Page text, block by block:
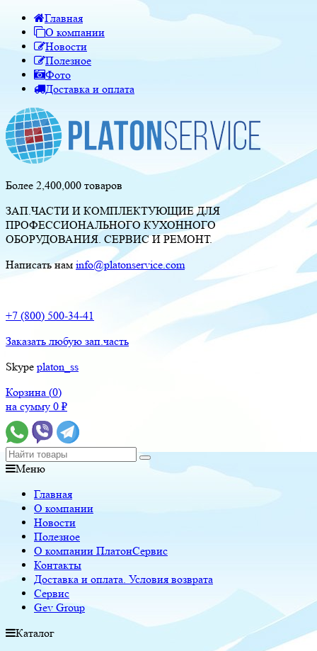
Главная
О компании
Новости
Полезное
Фото
Доставка и оплата
Более 2,400,000 товаров
ЗАП.ЧАСТИ И КОМПЛЕКТУЮЩИЕ ДЛЯ
ПРОФЕССИОНАЛЬНОГО КУХОННОГО
ОБОРУДОВАНИЯ. СЕРВИС И РЕМОНТ.
Написать нам info@platonservice.com
+7 (800) 500-34-41
Заказать любую зап.часть
Skype platon_ss
Корзина (0)
на сумму 0 ₽
Меню
Главная
О компании
Новости
Полезное
О компании ПлатонСервис
Контакты
Доставка и оплата. Условия возврата
Сервис
Gev Group
Каталог